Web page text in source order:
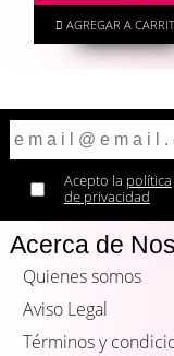
AGREGAR A
Acepto la política
de privacidad
Acerca de
Quienes somos
Aviso Legal
Términos y